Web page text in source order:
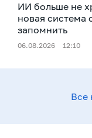
ИИ больше не
новая система
запомнить
06.08.2026 12:10
Все